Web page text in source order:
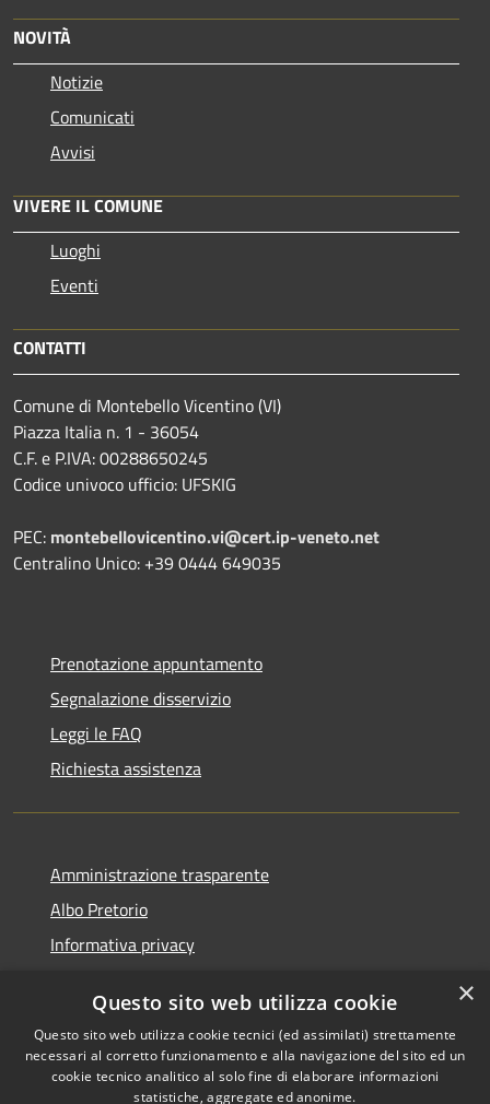
NOVITÀ
Notizie
Comunicati
Avvisi
VIVERE IL COMUNE
Luoghi
Eventi
CONTATTI
Comune di Montebello Vicentino (VI)
Piazza Italia n. 1 - 36054
C.F. e P.IVA: 00288650245
Codice univoco ufficio: UFSKIG
PEC: montebellovicentino.vi@cert.ip-veneto.net
Centralino Unico: +39 0444 649035
Prenotazione appuntamento
Segnalazione disservizio
Leggi le FAQ
Richiesta assistenza
Amministrazione trasparente
Albo Pretorio
Informativa privacy
Dichiarazione di accessibilità
×
Questo sito web utilizza cookie
Questo sito web utilizza cookie tecnici (ed assimilati) strettamente
necessari al corretto funzionamento e alla navigazione del sito ed un
cookie tecnico analitico al solo fine di elaborare informazioni
statistiche, aggregate ed anonime.